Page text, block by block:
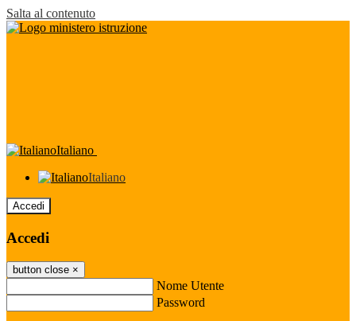
Salta al contenuto
Italiano
Italiano
Accedi
Accedi
button close ×
Nome Utente
Password